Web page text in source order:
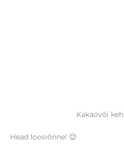
Kakaovõi
Head loosiõnne! 😉